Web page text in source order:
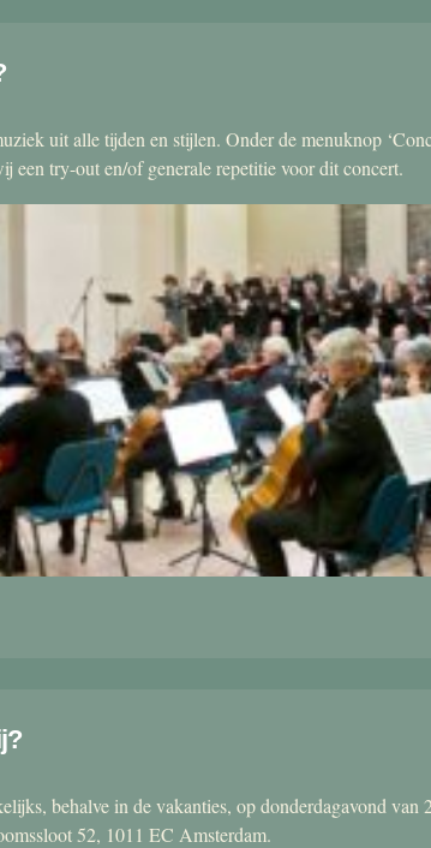
uit alle tijden en stijlen. Onder de menuknop
een try-out en/of generale repetitie voor dit concert.
behalve in de vakanties, op donderdagavond
52, 1011 EC Amsterdam.